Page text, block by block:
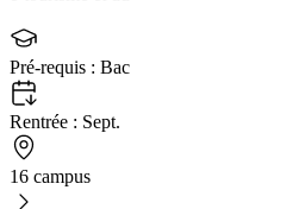
Pré-requis : Bac
Rentrée : Sept.
16 campus